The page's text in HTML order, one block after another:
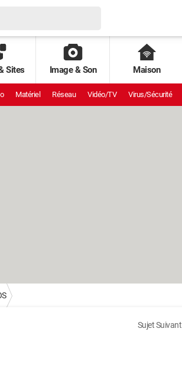
Sites Image & Son Maison
Matériel Réseau Vidéo/TV Virus/Sécurité
Sujet Suivant